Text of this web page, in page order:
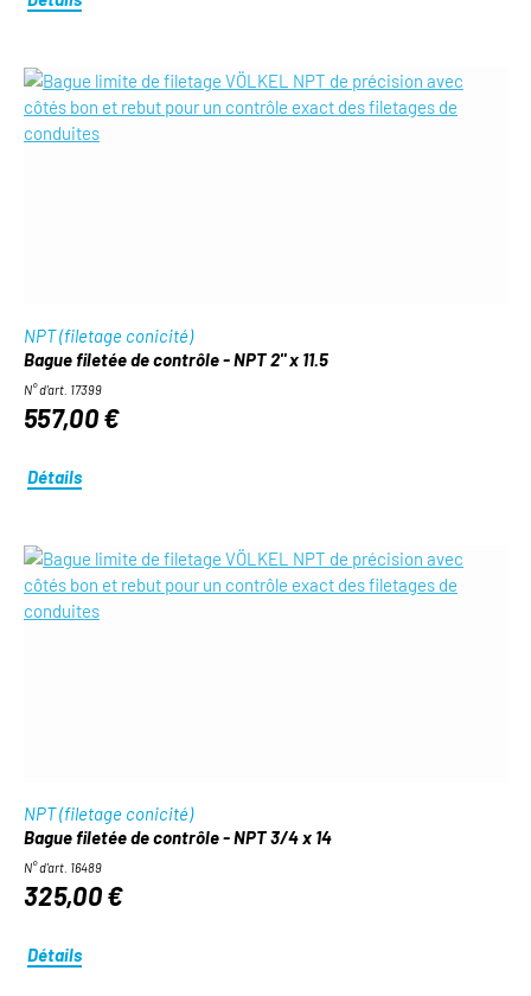
NPT (filetage conicité)
Bague filetée de contrôle - NPT 2" x 11.5
N° d'art. 17399
557,00 €
Détails
NPT (filetage conicité)
Bague filetée de contrôle - NPT 3/4 x 14
N° d'art. 16489
325,00 €
Détails